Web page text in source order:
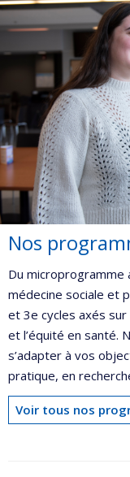
Nos
Du
médecine sociale et
et 3e cycles axés
et l’équité en santé.
s’adapter à vos
pratique, en
Voir tous nos